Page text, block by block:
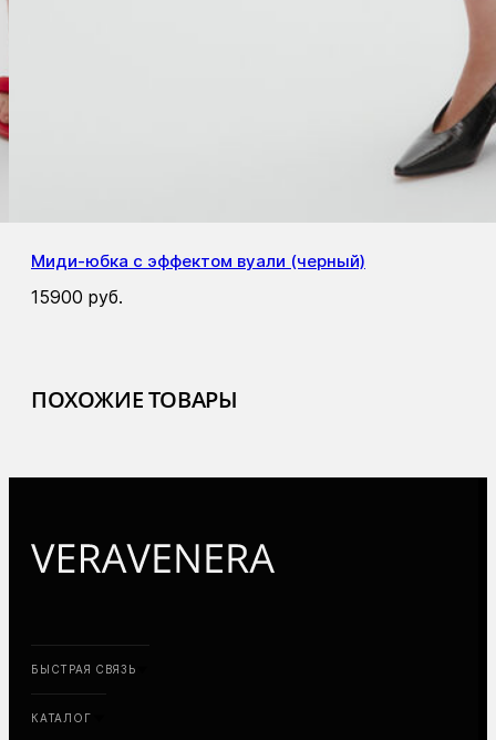
Миди-юбка с эффектом вуали (черный)
15900 руб.
ПОХОЖИЕ ТОВАРЫ
БЫСТРАЯ СВЯЗЬ
КАТАЛОГ